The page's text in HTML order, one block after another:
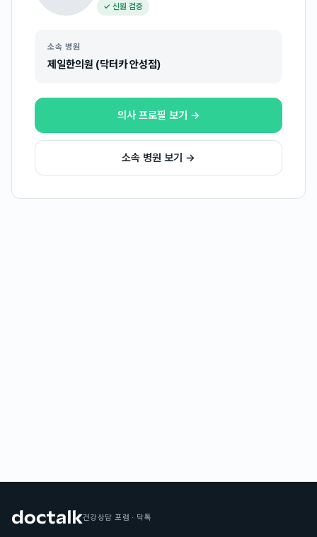
✓ 신원 검증
소속 병원
제일한의원 (닥터카 안성점)
의사 프로필 보기 →
소속 병원 보기 →
건강상담 포럼 · 닥톡